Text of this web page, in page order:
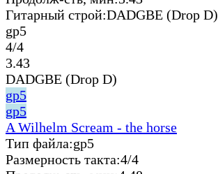
Гитарный строй:DADGBE (Drop D)
gp5
4/4
3.43
DADGBE (Drop D)
gp5
gp5
A Wilhelm Scream - the horse
Тип файла:gp5
Размерность такта:4/4